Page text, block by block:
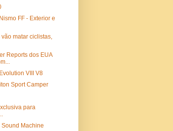
FF - Exterior e
matar ciclistas,
Reports dos EUA
VIII V8
Sport Camper
para
Machine